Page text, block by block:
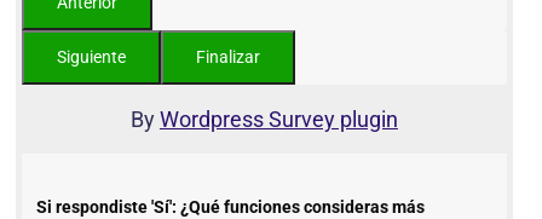
ByWordpress Survey plugin
Si respondiste 'Sí': ¿Qué funciones consideras más